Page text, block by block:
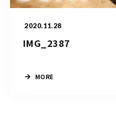
2020.11.28
IMG_2387
MORE